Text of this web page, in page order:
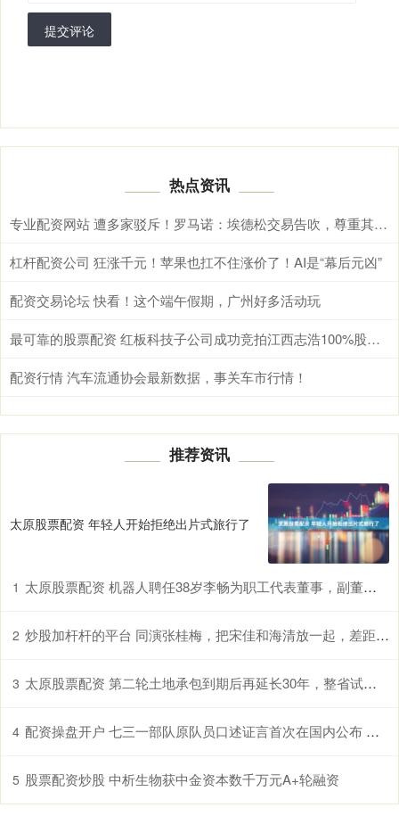
提交评论
热点资讯
专业配资网站 遭多家驳斥！罗马诺：埃德松交易告吹，尊重其他人但我有独家消息
杠杆配资公司 狂涨千元！苹果也扛不住涨价了！AI是“幕后元凶”
配资交易论坛 快看！这个端午假期，广州好多活动玩
最可靠的股票配资 红板科技子公司成功竞拍江西志浩100%股权 利于快速扩充公司PCB产能
配资行情 汽车流通协会最新数据，事关车市行情！
推荐资讯
太原股票配资 年轻人开始拒绝出片式旅行了
1 太原股票配资 机器人聘任38岁李畅为职工代表董事，副董事长张进年薪最高170万，副总裁（副总经理）高强薪酬最低为87万
2 炒股加杆杆的平台 同演张桂梅，把宋佳和海清放一起，差距就出来了，没对比就没伤害
3 太原股票配资 第二轮土地承包到期后再延长30年，整省试点范围已扩至7省份
4 配资操盘开户 七三一部队原队员口述证言首次在国内公布 七三一部队细菌战背后的国家犯罪
5 股票配资炒股 中析生物获中金资本数千万元A+轮融资